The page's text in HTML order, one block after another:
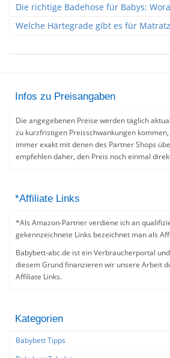
Die richtige Badehose für Babys:
Welche Härtegrade gibt es für
Infos zu Preisangaben
Die angegebenen Preise werden täglich
zu kurzfristigen Preisschwankungen
immer exakt mit denen des Partner Shops
empfehlen daher, den Preis noch einmal
*Affiliate Links
*Als Amazon-Partner verdiene ich an
gekennzeichnete Links bezeichnet man als
Babybett-abc.de ist ein Verbraucherportal
diesem Grund finanzieren wir unsere Arbeit
Affiliate Links.
Kategorien
Babybett Tipps